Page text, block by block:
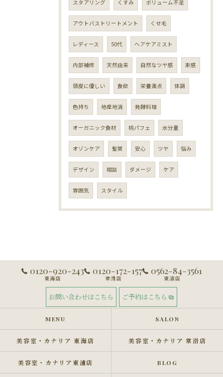
スタアリング くすみ ボリューム不足
アウトバストリートメント くせ毛
レディース 50代 ヘアケアミスト
内部補修 天然由来 自然なツヤ感 束感
頭皮に優しい 食欲 栄養満点 体調
色持ち 地産地消 発酵料理
オーガニック食材 桃パフェ 水分量
オゾンケア 髪質 安心 ツヤ 悩み
デザイン 相談 ダメージ ケア
雰囲気 スタイル
0120-920-243
東海店
0120-172-157
常滑店
0562-84-3561
東浦店
お問い合わせはこちら ご予約はこちら
MENU SALON
美容室・カナリア 東海店 美容室・カナリア 常滑店
美容室・カナリア東浦店 BLOG